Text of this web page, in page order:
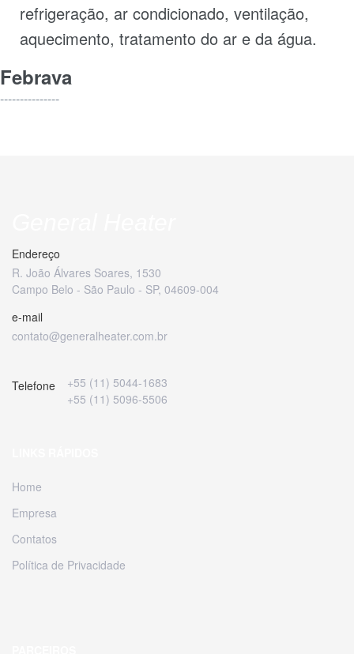
refrigeração, ar condicionado, ventilação,
aquecimento, tratamento do ar e da água.
Febrava
---------------
Endereço
R. João Álvares Soares, 1530
Campo Belo - São Paulo - SP, 04609-004
e-mail
contato@generalheater.com.br
Telefone
+55 (11) 5044-1683
+55 (11) 5096-5506
Home
Empresa
Contatos
Política de Privacidade